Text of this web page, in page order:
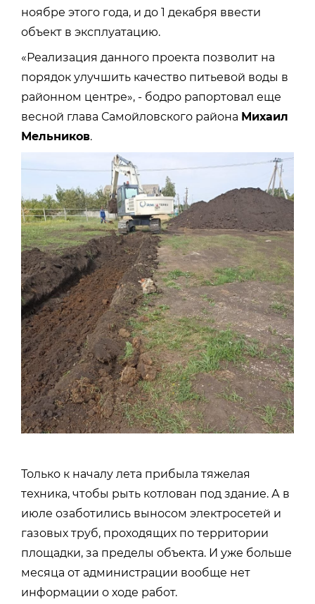
ноябре этого года, и до 1 декабря ввести
объект в эксплуатацию.
«Реализация данного проекта позволит на
порядок улучшить качество питьевой воды в
районном центре», - бодро рапортовал еще
весной глава Самойловского района Михаил
Мельников.
Только к началу лета прибыла тяжелая
техника, чтобы рыть котлован под здание. А в
июле озаботились выносом электросетей и
газовых труб, проходящих по территории
площадки, за пределы объекта. И уже больше
месяца от администрации вообще нет
информации о ходе работ.